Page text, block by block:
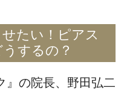
たい！ピアス
するの？
』の院長、野田弘二